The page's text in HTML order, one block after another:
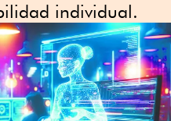
individual.